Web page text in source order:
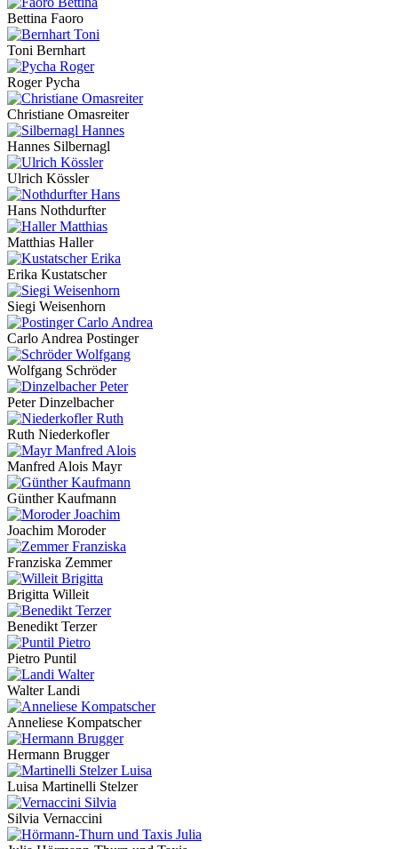
Bettina Faoro
Toni Bernhart
Roger Pycha
Christiane Omasreiter
Hannes Silbernagl
Ulrich Kössler
Hans Nothdurfter
Matthias Haller
Erika Kustatscher
Siegi Weisenhorn
Carlo Andrea Postinger
Wolfgang Schröder
Peter Dinzelbacher
Ruth Niederkofler
Manfred Alois Mayr
Günther Kaufmann
Joachim Moroder
Franziska Zemmer
Brigitta Willeit
Benedikt Terzer
Pietro Puntil
Walter Landi
Anneliese Kompatscher
Hermann Brugger
Luisa Martinelli Stelzer
Silvia Vernaccini